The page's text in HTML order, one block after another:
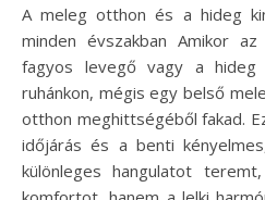
A meleg otthon és a hideg kint varázslatos kontrasztja
minden évszakban Amikor
fagyos levegő vagy a
ruhánkon, mégis egy belső
otthon meghittségéből fakad.
időjárás és a benti
különleges hangulatot